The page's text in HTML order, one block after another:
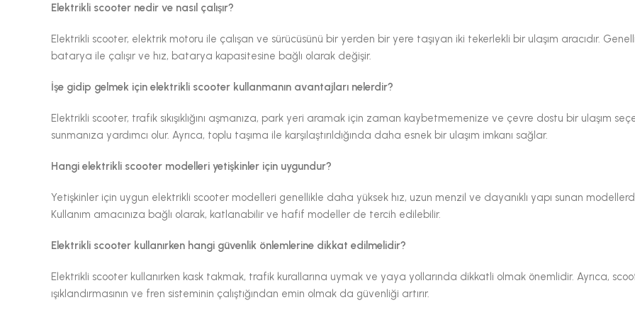
Elektrikli scooter nedir ve nasıl çalışır?
Elektrikli scooter, elektrik motoru ile çalışan ve sürücüsünü bir yerden bir yere taşıyan iki tekerlekli bir ulaşım aracıdır.
batarya ile çalışır ve hız, batarya kapasitesine bağlı olarak değişir.
İşe gidip gelmek için elektrikli scooter kullanmanın avantajları nelerdir?
Elektrikli scooter, trafik sıkışıklığını aşmanıza, park yeri aramak için zaman kaybetmemenize ve çevre dostu bir ulaşım
sunmanıza yardımcı olur. Ayrıca, toplu taşıma ile karşılaştırıldığında daha esnek bir ulaşım imkanı sağlar.
Hangi elektrikli scooter modelleri yetişkinler için uygundur?
Yetişkinler için uygun elektrikli scooter modelleri genellikle daha yüksek hız, uzun menzil ve dayanıklı yapı sunan
Kullanım amacınıza bağlı olarak, katlanabilir ve hafif modeller de tercih edilebilir.
Elektrikli scooter kullanırken hangi güvenlik önlemlerine dikkat edilmelidir?
Elektrikli scooter kullanırken kask takmak, trafik kurallarına uymak ve yaya yollarında dikkatli olmak önemlidir. Ayrıca,
ışıklandırmasının ve fren sisteminin çalıştığından emin olmak da güvenliği artırır.